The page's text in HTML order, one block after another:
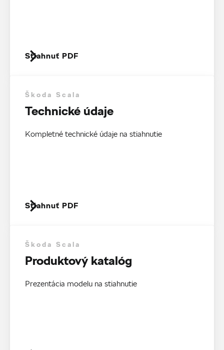
Stiahnuť PDF
Škoda Scala
Technické údaje
Kompletné technické údaje na stiahnutie
Stiahnuť PDF
Škoda Scala
Produktový katalóg
Prezentácia modelu na stiahnutie